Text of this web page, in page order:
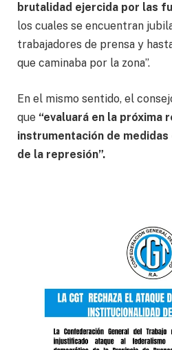
brutalidad ejercida por las
los cuales se encuentran
trabajadores de prensa y
que caminaba por la zona”.
En el mismo sentido, el
que “evaluará en la próxima
instrumentación de medidas
de la represión”.